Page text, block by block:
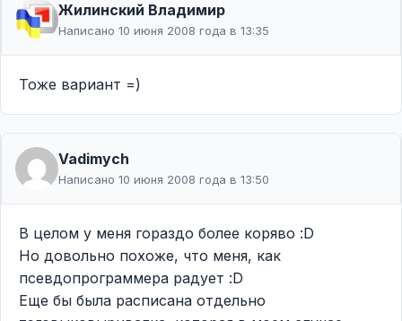
Жилинcкий Владимир
Написано 10 июня 2008 года в 13:35
Тоже вариант =)
Vadimych
Написано 10 июня 2008 года в 13:50
В целом у меня гораздо более коряво :D
Но довольно похоже, что меня, как
псевдопрограммера радует :D
Еще бы была расписана отдельно